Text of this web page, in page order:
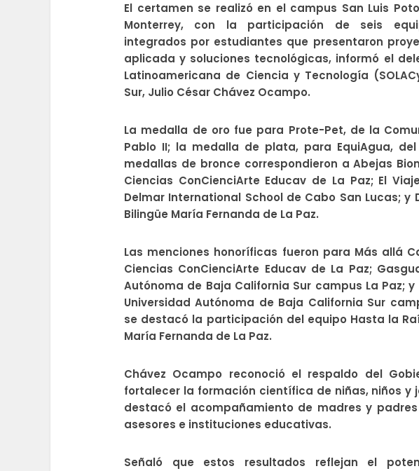
El certamen se realizó en el campus San Luis
Monterrey, con la participación de seis
integrados por estudiantes que presentaron
aplicada y soluciones tecnológicas, informó el
Latinoamericana de Ciencia y Tecnología
Sur, Julio César Chávez Ocampo.
La medalla de oro fue para Prote-Pet, de la
Pablo II; la medalla de plata, para EquiAgua, del
medallas de bronce correspondieron a Abejas
Ciencias ConCienciArte Educav de La Paz; El
Delmar International School de Cabo San Lucas; y
Bilingüe María Fernanda de La Paz.
Las menciones honoríficas fueron para Más allá
Ciencias ConCienciArte Educav de La Paz;
Autónoma de Baja California Sur campus La Paz;
Universidad Autónoma de Baja California Sur
se destacó la participación del equipo Hasta la
María Fernanda de La Paz.
Chávez Ocampo reconoció el respaldo del
fortalecer la formación científica de niñas, niños y
destacó el acompañamiento de madres y
asesores e instituciones educativas.
Señaló que estos resultados reflejan el